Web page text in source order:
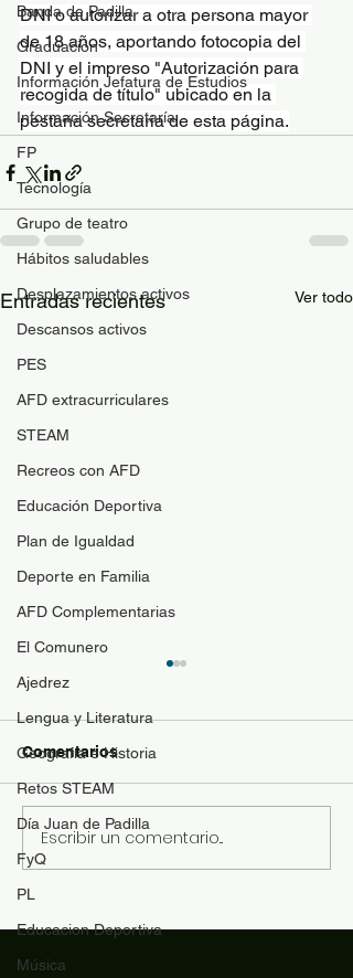
Banda de Padilla
Graduación
Información Jefatura de Estudios
Información Secretaría
FP
Tecnología
Grupo de teatro
Hábitos saludables
Desplazamientos activos
Descansos activos
PES
AFD extracurriculares
STEAM
Recreos con AFD
Educación Deportiva
Plan de Igualdad
Deporte en Familia
AFD Complementarias
El Comunero
Ajedrez
Lengua y Literatura
Geografía e Historia
Retos STEAM
Día Juan de Padilla
FyQ
PL
Educacion Deportiva
Música
DNI o autorizar a otra persona mayor
de 18 años, aportando fotocopia del
DNI y el impreso "Autorización para
recogida de título" ubicado en la
pestaña secretaría de esta página.
Entradas recientes Ver todo
Revista "El Comunero"
nº31-2026
Comentarios
Escribir un comentario...